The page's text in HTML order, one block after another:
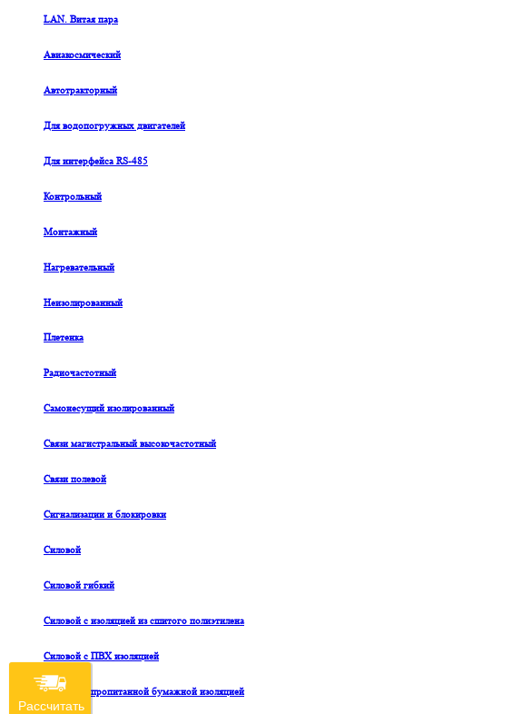
LAN. Витая пара
Авиакосмический
Автотракторный
Для водопогружных двигателей
Для интерфейса RS-485
Контрольный
Монтажный
Нагревательный
Неизолированный
Плетенка
Радиочастотный
Самонесущий изолированный
Связи магистральный высокочастотный
Связи полевой
Сигнализации и блокировки
Силовой
Силовой гибкий
Силовой с изоляцией из сшитого полиэтилена
Силовой с ПВХ изоляцией
Силовой с пропитанной бумажной изоляцией
Рассчитать